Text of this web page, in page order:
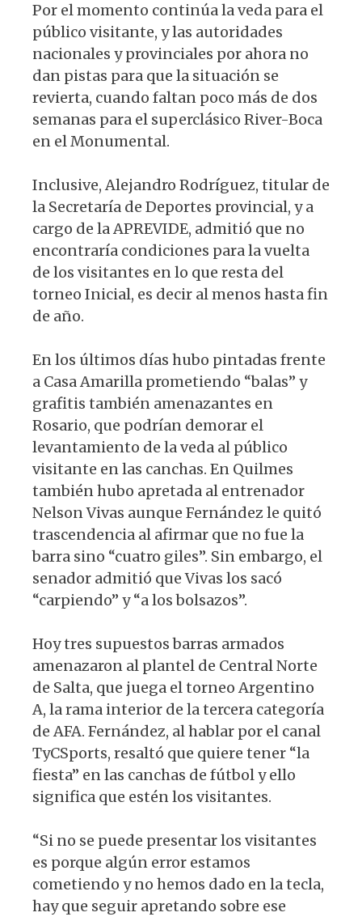
Por el momento continúa la veda para el
público visitante, y las autoridades
nacionales y provinciales por ahora no
dan pistas para que la situación se
revierta, cuando faltan poco más de dos
semanas para el superclásico River-Boca
en el Monumental.
Inclusive, Alejandro Rodríguez, titular de
la Secretaría de Deportes provincial, y a
cargo de la APREVIDE, admitió que no
encontraría condiciones para la vuelta
de los visitantes en lo que resta del
torneo Inicial, es decir al menos hasta fin
de año.
En los últimos días hubo pintadas frente
a Casa Amarilla prometiendo “balas” y
grafitis también amenazantes en
Rosario, que podrían demorar el
levantamiento de la veda al público
visitante en las canchas. En Quilmes
también hubo apretada al entrenador
Nelson Vivas aunque Fernández le quitó
trascendencia al afirmar que no fue la
barra sino “cuatro giles”. Sin embargo, el
senador admitió que Vivas los sacó
“carpiendo” y “a los bolsazos”.
Hoy tres supuestos barras armados
amenazaron al plantel de Central Norte
de Salta, que juega el torneo Argentino
A, la rama interior de la tercera categoría
de AFA. Fernández, al hablar por el canal
TyCSports, resaltó que quiere tener “la
fiesta” en las canchas de fútbol y ello
significa que estén los visitantes.
“Si no se puede presentar los visitantes
es porque algún error estamos
cometiendo y no hemos dado en la tecla,
hay que seguir apretando sobre ese